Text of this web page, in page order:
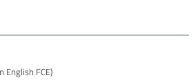
FCE)